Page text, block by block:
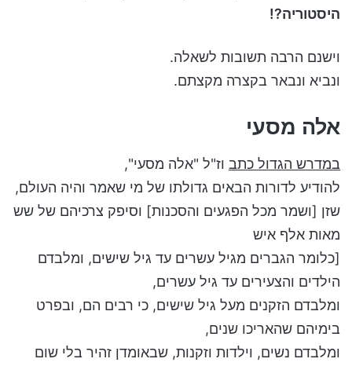
היסטוריה?!
וישנם הרבה תשובות לשאלה.
ונביא ונבאר בקצרה מקצתם.
אלה מסעי
במדרש הגדול כתב וז"ל "אלה מסעי",
להודיע לדורות הבאים גדולתו של מי שאמר והיה העולם,
שזן [ושמר מכל הפגעים והסכנות] וסיפק צרכיהם של שש
מאות אלף איש
[כלומר הגברים מגיל עשרים עד גיל שישים, ומלבדם
הילדים והצעירים עד גיל עשרים,
ומלבדם הזקנים מעל גיל שישים, כי רבים הם, ובפרט
בימיהם שהאריכו שנים,
ומלבדם נשים, וילדות וזקנות, שבאומדן זהיר בלי שום